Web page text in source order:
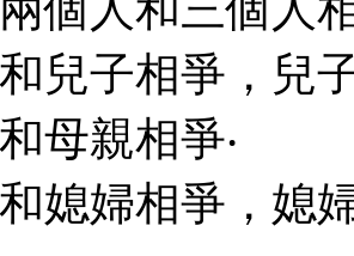
兒子相爭，兒
母親相爭‧
媳婦相爭，媳